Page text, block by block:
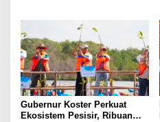
Gubernur Koster Perkuat
Ekosistem Pesisir, Ribuan